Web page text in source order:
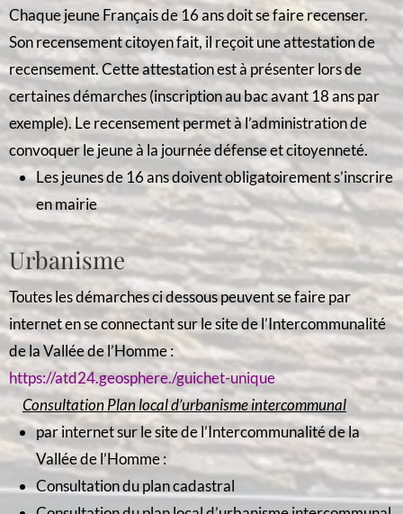
Chaque jeune Français de 16 ans doit se faire recenser.
Son recensement citoyen fait, il reçoit une attestation de
recensement. Cette attestation est à présenter lors de
certaines démarches (inscription au bac avant 18 ans par
exemple). Le recensement permet à l’administration de
convoquer le jeune à la journée défense et citoyenneté.
Les jeunes de 16 ans doivent obligatoirement s’inscrire
en mairie
Urbanisme
Toutes les démarches ci dessous peuvent se faire par
internet en se connectant sur le site de l’Intercommunalité
de la Vallée de l’Homme :
https://atd24.geosphere./guichet-unique
Consultation Plan local d’urbanisme intercommunal
par internet sur le site de l’Intercommunalité de la
Vallée de l’Homme :
Consultation du plan cadastral